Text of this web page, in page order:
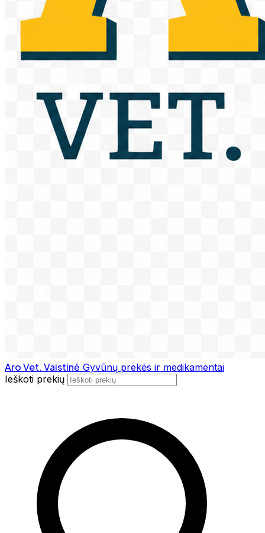
Aro Vet. Vaistinė Gyvūnų prekės ir medikamentai
Ieškoti prekių